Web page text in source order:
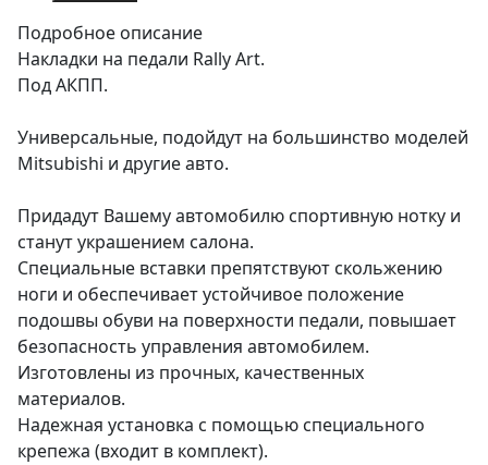
Подробное описание
Накладки на педали Rally Art.
Под АКПП.
Универсальные, подойдут на большинство моделей
Mitsubishi и другие авто.
Придадут Вашему автомобилю спортивную нотку и
станут украшением салона.
Специальные вставки препятствуют скольжению
ноги и обеспечивает устойчивое положение
подошвы обуви на поверхности педали, повышает
безопасность управления автомобилем.
Изготовлены из прочных, качественных
материалов.
Надежная установка с помощью специального
крепежа (входит в комплект).